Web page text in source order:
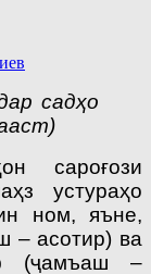
садҳо
сароғози
устураҳо
ном, яъне,
– асотир) ва
(ҷамъаш –